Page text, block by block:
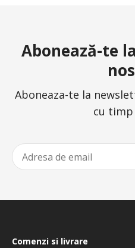
Abonează-te
Aboneaza-te la
cu
Comenzi si livrare